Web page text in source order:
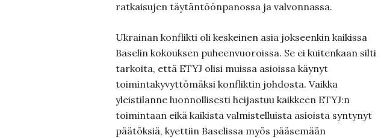
ratkaisujen täytäntöönpanossa ja valvonnassa.
Ukrainan konflikti oli keskeinen asia jokseenkin kaikissa
Baselin kokouksen puheenvuoroissa. Se ei kuitenkaan silti
tarkoita, että ETYJ olisi muissa asioissa käynyt
toimintakyvyttömäksi konfliktin johdosta. Vaikka
yleistilanne luonnollisesti heijastuu kaikkeen ETYJ:n
toimintaan eikä kaikista valmistelluista asioista syntynyt
päätöksiä, kyettiin Baselissa myös pääsemään